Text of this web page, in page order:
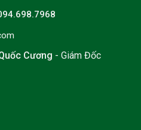
Cương - Giám Đốc